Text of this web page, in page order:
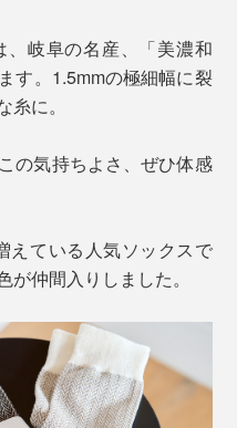
、岐阜の名産、「美濃和
す。1.5mmの極細幅に裂
に。
の気持ちよさ、ぜひ体感
えている人気ソックスで
仲間入りしました。